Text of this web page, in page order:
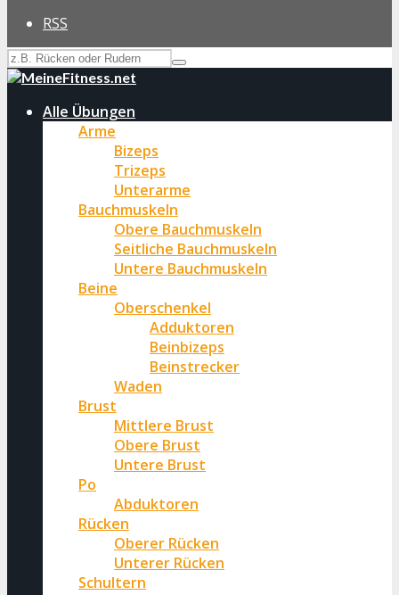
RSS
Alle Übungen
Arme
Bizeps
Trizeps
Unterarme
Bauchmuskeln
Obere Bauchmuskeln
Seitliche Bauchmuskeln
Untere Bauchmuskeln
Beine
Oberschenkel
Adduktoren
Beinbizeps
Beinstrecker
Waden
Brust
Mittlere Brust
Obere Brust
Untere Brust
Po
Abduktoren
Rücken
Oberer Rücken
Unterer Rücken
Schultern